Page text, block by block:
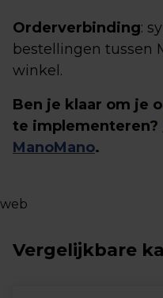
Orderverbinding:
bestellingen tussen
winkel.
Ben je klaar om je
te implementeren?
ManoMano.
web
Vergelijkbare